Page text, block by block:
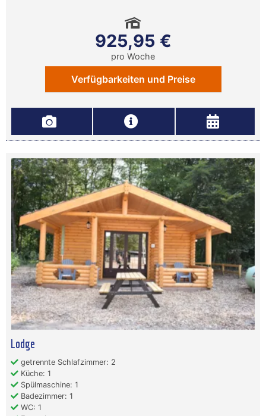
925,95 €
pro Woche
Verfügbarkeiten und Preise
Lodge
getrennte Schlafzimmer: 2
Küche: 1
Spülmaschine: 1
Badezimmer: 1
WC: 1